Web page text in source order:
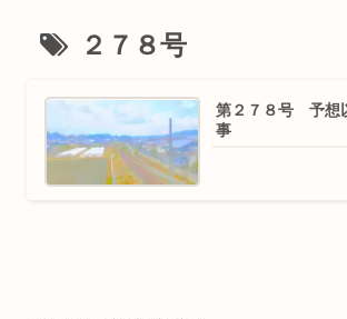
２７８号
第２７８号 予想
事